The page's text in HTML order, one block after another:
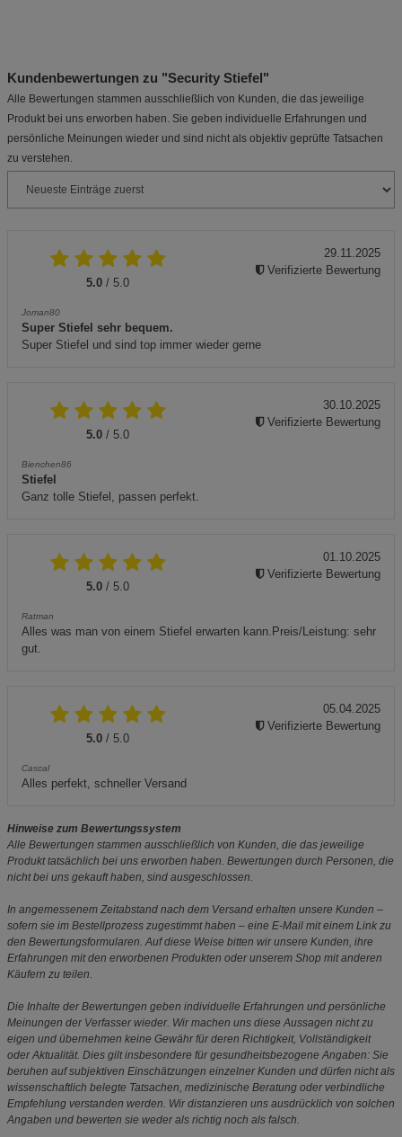
Kundenbewertungen zu "Security Stiefel"
Alle Bewertungen stammen ausschließlich von Kunden, die das jeweilige
Produkt bei uns erworben haben. Sie geben individuelle Erfahrungen und
persönliche Meinungen wieder und sind nicht als objektiv geprüfte Tatsachen
zu verstehen.
5.0 / 5.0
Joman80
Super Stiefel sehr bequem.
Super Stiefel und sind top immer wieder gerne
29.11.2025
Verifizierte Bewertung
5.0 / 5.0
Bienchen86
Stiefel
Ganz tolle Stiefel, passen perfekt.
30.10.2025
Verifizierte Bewertung
5.0 / 5.0
Ratman
Alles was man von einem Stiefel erwarten kann.Preis/Leistung: sehr
gut.
01.10.2025
Verifizierte Bewertung
5.0 / 5.0
Cascal
Alles perfekt, schneller Versand
05.04.2025
Verifizierte Bewertung
Hinweise zum Bewertungssystem
Alle Bewertungen stammen ausschließlich von Kunden, die das jeweilige
Produkt tatsächlich bei uns erworben haben. Bewertungen durch Personen, die
nicht bei uns gekauft haben, sind ausgeschlossen.
In angemessenem Zeitabstand nach dem Versand erhalten unsere Kunden –
sofern sie im Bestellprozess zugestimmt haben – eine E-Mail mit einem Link zu
den Bewertungsformularen. Auf diese Weise bitten wir unsere Kunden, ihre
Erfahrungen mit den erworbenen Produkten oder unserem Shop mit anderen
Käufern zu teilen.
Die Inhalte der Bewertungen geben individuelle Erfahrungen und persönliche
Meinungen der Verfasser wieder. Wir machen uns diese Aussagen nicht zu
eigen und übernehmen keine Gewähr für deren Richtigkeit, Vollständigkeit
oder Aktualität. Dies gilt insbesondere für gesundheitsbezogene Angaben: Sie
beruhen auf subjektiven Einschätzungen einzelner Kunden und dürfen nicht als
wissenschaftlich belegte Tatsachen, medizinische Beratung oder verbindliche
Empfehlung verstanden werden. Wir distanzieren uns ausdrücklich von solchen
Angaben und bewerten sie weder als richtig noch als falsch.